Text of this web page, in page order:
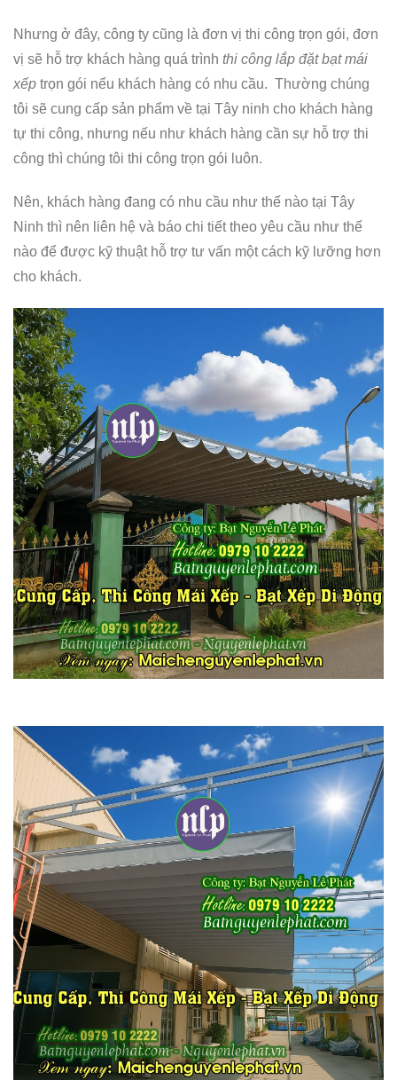
Nhưng ở đây, công ty cũng là đơn vị thi công trọn gói, đơn
vị sẽ hỗ trợ khách hàng quá trình thi công lắp đặt bạt mái
xếp trọn gói nếu khách hàng có nhu cầu. Thường chúng
tôi sẽ cung cấp sản phẩm về tại Tây ninh cho khách hàng
tự thi công, nhưng nếu như khách hàng cần sự hỗ trợ thi
công thì chúng tôi thi công trọn gói luôn.
Nên, khách hàng đang có nhu cầu như thế nào tại Tây
Ninh thì nên liên hệ và báo chi tiết theo yêu cầu như thế
nào để được kỹ thuật hỗ trợ tư vấn một cách kỹ lưỡng hơn
cho khách.